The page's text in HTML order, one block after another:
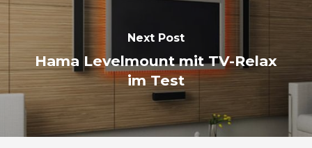
Next Post
Hama Levelmount mit TV-Relax
im Test